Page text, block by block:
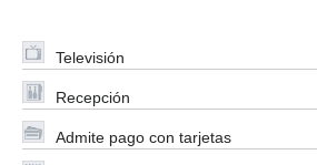
Televisión
Recepción
Admite pago con tarjetas